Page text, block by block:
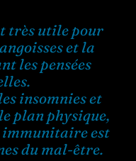
très utile pour
et la
les pensées
insomnies et
plan physique,
immunitaire est
du mal-être.